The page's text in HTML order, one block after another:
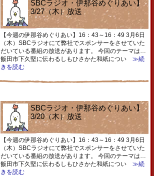
SBCラジオ・伊那谷めぐりあい】
3/27（木）放送
【今週の伊那谷めぐりあい】16：43～16：49 3月6日
（木）SBCラジオにて弊社でスポンサーをさせていた
だいている番組の放送があります。 今回のテーマは…
飯田市下久堅に伝わるしもひさかた和紙につい ≫続
きを読む
SBCラジオ・伊那谷めぐりあい】
3/20（木）放送
【今週の伊那谷めぐりあい】16：43～16：49 3月6日
（木）SBCラジオにて弊社でスポンサーをさせていた
だいている番組の放送があります。 今回のテーマは…
飯田市下久堅に伝わるしもひさかた和紙につい ≫続
きを読む